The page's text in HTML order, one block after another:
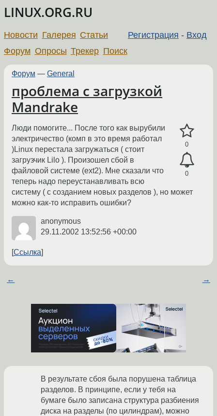
LINUX.ORG.RU
Регистрация - Вход
Новости Галерея Статьи
Форум Опросы Трекер Поиск
Форум — General
проблема с загрузкой
Mandrake
0
0
Люди помогите... После того как вырубили
электричество (комп в это время работал
)Linux перестала загружаться ( стоит
загрузчик Lilo ). Произошел сбой в
файловой системе (ext2). Мне сказали что
теперь надо переустанавливать всю
систему ( с созданием новых разделов ), но может
можно как-то исправить ошибки?
anonymous
29.11.2002 13:52:56 +00:00
Ссылка
← →
В результате сбоя была порушена таблица
разделов. В принципе, если у тебя на
бумаге было записана структура разбиения
диска на разделы (по цилиндрам), можно